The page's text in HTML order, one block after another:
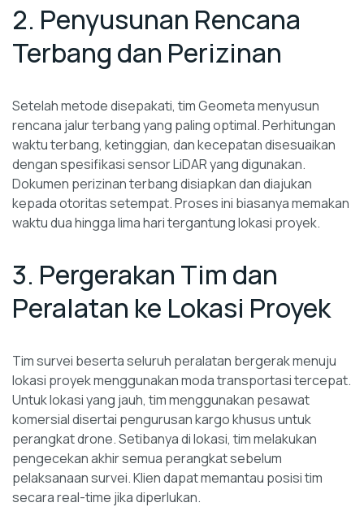
2. Penyusunan Rencana
Terbang dan Perizinan
Setelah metode disepakati, tim Geometa menyusun
rencana jalur terbang yang paling optimal. Perhitungan
waktu terbang, ketinggian, dan kecepatan disesuaikan
dengan spesifikasi sensor LiDAR yang digunakan.
Dokumen perizinan terbang disiapkan dan diajukan
kepada otoritas setempat. Proses ini biasanya memakan
waktu dua hingga lima hari tergantung lokasi proyek.
3. Pergerakan Tim dan
Peralatan ke Lokasi Proyek
Tim survei beserta seluruh peralatan bergerak menuju
lokasi proyek menggunakan moda transportasi tercepat.
Untuk lokasi yang jauh, tim menggunakan pesawat
komersial disertai pengurusan kargo khusus untuk
perangkat drone. Setibanya di lokasi, tim melakukan
pengecekan akhir semua perangkat sebelum
pelaksanaan survei. Klien dapat memantau posisi tim
secara real-time jika diperlukan.